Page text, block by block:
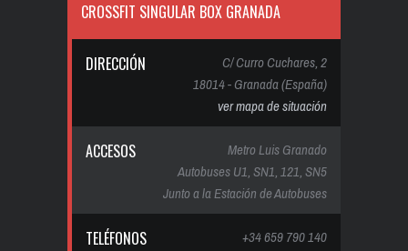
CROSSFIT SINGULAR BOX GRANADA
DIRECCIÓN
C/ Curro Cuchares, 2
18014 - Granada (España)
ver mapa de situación
ACCESOS
Metro Luis Granado
Autobuses U1, SN1, 121, SN5
Junto a la Estación de Autobuses
TELÉFONOS +34 659 790 140